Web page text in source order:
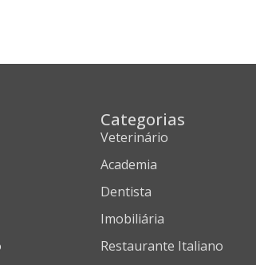
Categorias
Veterinário
Academia
Dentista
Imobiliária
Restaurante Italiano